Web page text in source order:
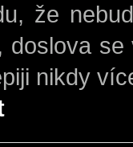
že
doslova
nikdy